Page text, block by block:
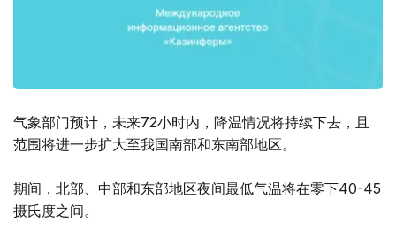
气象部门预计，未来72小时内，降温情况将持续下去，且
范围将进一步扩大至我国南部和东南部地区。
期间，北部、中部和东部地区夜间最低气温将在零下40-45
摄氏度之间。